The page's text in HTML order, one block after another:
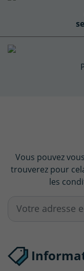
Vous pouvez
trouverez pour
les